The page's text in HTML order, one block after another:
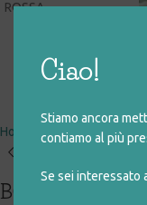
Ciao!
Stiamo ancora
contiamo al più
Se sei interessato
Home giocattoli rigenerati
BORSETTA SISSI